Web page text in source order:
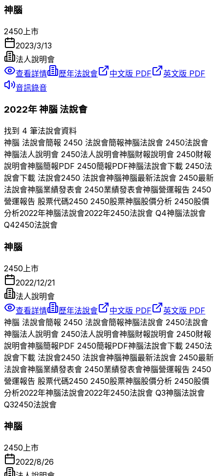
神腦
2450 上市
2023/3/13
法人說明會
查看詳情
歷年法說會 中文版 PDF
英文版 PDF
音訊錄音
2022年神腦法說會
找到 4 筆法說會資料
神腦 法說會簡報 2450 法說會簡報神腦法說會 2450法說會
神腦法人說明會 2450法人說明會神腦財報說明會 2450財報
說明會神腦簡報PDF 2450簡報PDF神腦法說會下載 2450法
說會下載 法說會2450 法說會神腦神腦最新法說會 2450最新
法說會神腦業績發表會 2450業績發表會神腦營運報告 2450
營運報告 股票代碼2450 2450股票神腦股價分析 2450股價
分析2022年神腦法說會2022年2450法說會 Q4神腦法說會
Q42450法說會
神腦
2450 上市
2022/12/21
法人說明會
查看詳情
歷年法說會 中文版 PDF
英文版 PDF
神腦 法說會簡報 2450 法說會簡報神腦法說會 2450法說會
神腦法人說明會 2450法人說明會神腦財報說明會 2450財報
說明會神腦簡報PDF 2450簡報PDF神腦法說會下載 2450法
說會下載 法說會2450 法說會神腦神腦最新法說會 2450最新
法說會神腦業績發表會 2450業績發表會神腦營運報告 2450
營運報告 股票代碼2450 2450股票神腦股價分析 2450股價
分析2022年神腦法說會2022年2450法說會 Q3神腦法說會
Q32450法說會
神腦
2450上市
2022/8/26